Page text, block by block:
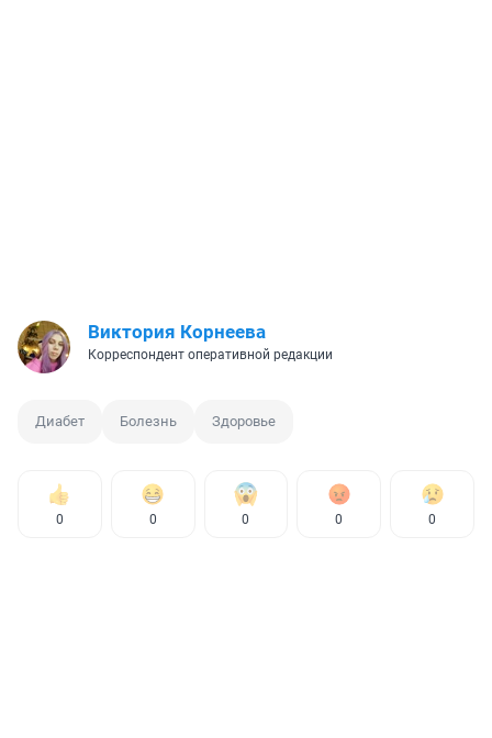
Виктория Корнеева
Корреспондент оперативной редакции
Диабет Болезнь Здоровье
0 0 0 0 0